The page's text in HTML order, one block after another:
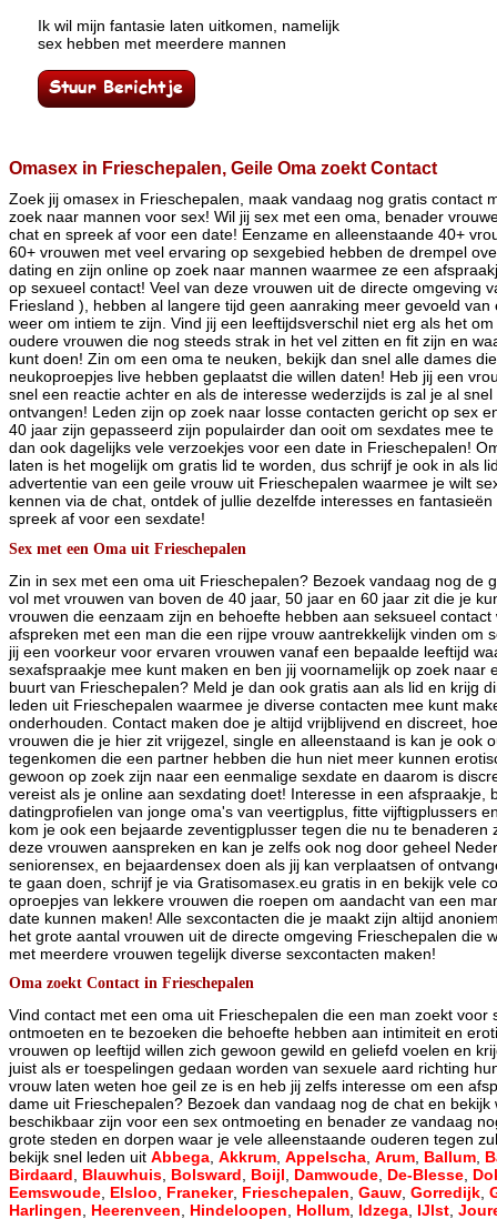
Ik wil mijn fantasie laten uitkomen, namelijk
sex hebben met meerdere mannen
Omasex in Frieschepalen, Geile Oma zoekt Contact
Zoek jij omasex in Frieschepalen, maak vandaag nog gratis contact
zoek naar mannen voor sex! Wil jij sex met een oma, benader
chat en spreek af voor een date! Eenzame en alleenstaande 40+
60+ vrouwen met veel ervaring op sexgebied hebben de drempel
dating en zijn online op zoek naar mannen waarmee ze een
op sexueel contact! Veel van deze vrouwen uit de directe omgeving
Friesland ), hebben al langere tijd geen aanraking meer gevoeld
weer om intiem te zijn. Vind jij een leeftijdsverschil niet erg als het
oudere vrouwen die nog steeds strak in het vel zitten en fit zijn en
kunt doen! Zin om een oma te neuken, bekijk dan snel alle dames
neukoproepjes live hebben geplaatst die willen daten! Heb jij een
snel een reactie achter en als de interesse wederzijds is zal je al
ontvangen! Leden zijn op zoek naar losse contacten gericht op sex
40 jaar zijn gepasseerd zijn populairder dan ooit om sexdates mee
dan ook dagelijks vele verzoekjes voor een date in Frieschepalen!
laten is het mogelijk om gratis lid te worden, dus schrijf je ook in als
advertentie van een geile vrouw uit Frieschepalen waarmee je wilt
kennen via de chat, ontdek of jullie dezelfde interesses en
spreek af voor een sexdate!
Sex met een Oma uit Frieschepalen
Zin in sex met een oma uit Frieschepalen? Bezoek vandaag nog de
vol met vrouwen van boven de 40 jaar, 50 jaar en 60 jaar zit die je
vrouwen die eenzaam zijn en behoefte hebben aan seksueel
afspreken met een man die een rijpe vrouw aantrekkelijk vinden om
jij een voorkeur voor ervaren vrouwen vanaf een bepaalde leeftijd
sexafspraakje mee kunt maken en ben jij voornamelijk op zoek naar
buurt van Frieschepalen? Meld je dan ook gratis aan als lid en krijg
leden uit Frieschepalen waarmee je diverse contacten mee kunt
onderhouden. Contact maken doe je altijd vrijblijvend en discreet,
vrouwen die je hier zit vrijgezel, single en alleenstaand is kan je ook
tegenkomen die een partner hebben die hun niet meer kunnen
gewoon op zoek zijn naar een eenmalige sexdate en daarom is
vereist als je online aan sexdating doet! Interesse in een afspraakje,
datingprofielen van jonge oma's van veertigplus, fitte vijftigplussers
kom je ook een bejaarde zeventigplusser tegen die nu te benaderen
deze vrouwen aanspreken en kan je zelfs ook nog door geheel
seniorensex, en bejaardensex doen als jij kan verplaatsen of
te gaan doen, schrijf je via Gratisomasex.eu gratis in en bekijk vele
oproepjes van lekkere vrouwen die roepen om aandacht van een
date kunnen maken! Alle sexcontacten die je maakt zijn altijd
het grote aantal vrouwen uit de directe omgeving Frieschepalen die
met meerdere vrouwen tegelijk diverse sexcontacten maken!
Oma zoekt Contact in Frieschepalen
Vind contact met een oma uit Frieschepalen die een man zoekt voor
ontmoeten en te bezoeken die behoefte hebben aan intimiteit en
vrouwen op leeftijd willen zich gewoon gewild en geliefd voelen en
juist als er toespelingen gedaan worden van sexuele aard richting
vrouw laten weten hoe geil ze is en heb jij zelfs interesse om een
dame uit Frieschepalen? Bezoek dan vandaag nog de chat en bekijk
beschikbaar zijn voor een sex ontmoeting en benader ze vandaag
grote steden en dorpen waar je vele alleenstaande ouderen tegen
bekijk snel leden uit Abbega Akkrum Appelscha Arum Ballum
Birdaard
Blauwhuis Bolsward Boijl Damwoude De-Blesse
Eemswoude Elsloo Franeker, Frieschepalen Gauw Gorredijk
Harlingen
Heerenveen Hindeloopen Hollum Idzega IJlst